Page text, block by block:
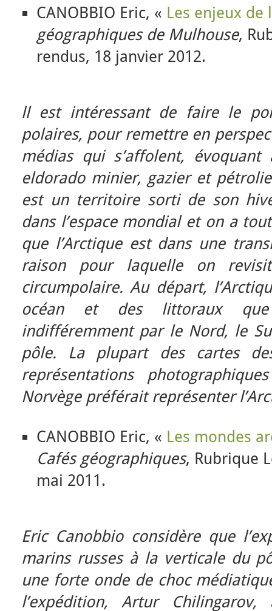
CANOBBIO Eric, « Les enjeux de
géographiques de Mulhouse,
rendus, 18 janvier 2012.
ll est intéressant de faire le
polaires, pour remettre en
médias qui s’affolent,
eldorado minier, gazier et
est un territoire sorti de son
dans l’espace mondial et on a
que l’Arctique est dans une
raison pour laquelle on
circumpolaire. Au départ,
océan et des littoraux
indifféremment par le Nord, le
pôle. La plupart des cartes
représentations
Norvège préférait représenter
CANOBBIO Eric, « Les mondes
Cafés géographiques, Rubrique
mai 2011.
Eric Canobbio considère que
marins russes à la verticale du
une forte onde de choc
l’expédition, Artur